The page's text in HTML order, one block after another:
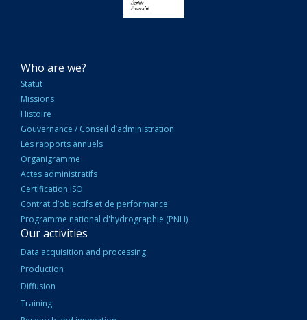
NAVIGATION
PRINCIPALE
Who are we?
Statut
Missions
Histoire
Gouvernance / Conseil d’administration
Les rapports annuels
Organigramme
Actes administratifs
Certification ISO
Contrat d’objectifs et de performance
Programme national d'hydrographie (PNH)
Our activities
Data acquisition and processing
Production
Diffusion
Training